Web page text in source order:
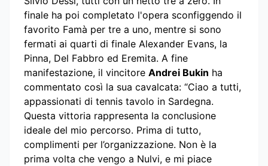
finale ha poi completato l'opera sconfiggendo il
favorito Famà per tre a uno, mentre si sono
fermati ai quarti di finale Alexander Evans, la
Pinna, Del Fabbro ed Eremita. A fine
manifestazione, il vincitore Andrei Bukin ha
commentato così la sua cavalcata: “Ciao a tutti,
appassionati di tennis tavolo in Sardegna.
Questa vittoria rappresenta la conclusione
ideale del mio percorso. Prima di tutto,
complimenti per l’organizzazione. Non è la
prima volta che vengo a Nulvi, e mi piace